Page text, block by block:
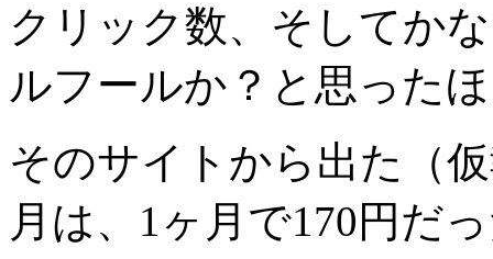
クリック数、そしてか
ルフールか？と思った
そのサイトから出た（
月は、1ヶ月で170円だ